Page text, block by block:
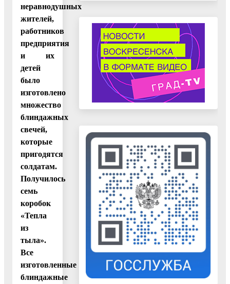
неравнодушных
жителей,
работников
предприятия
и их
детей
было
изготовлено
множество
блиндажных
свечей,
которые
пригодятся
солдатам.
Получилось
семь
коробок
«Тепла
из
тыла».
Все
изготовленные
блиндажные